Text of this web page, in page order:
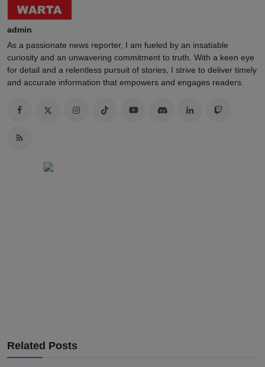
admin
As a passionate news reporter, I am fueled by an insatiable
curiosity and an unwavering commitment to truth. With a keen eye
for detail and a relentless pursuit of stories, I strive to deliver timely
and accurate information that empowers and engages readers.
Related Posts